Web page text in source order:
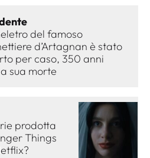
del famoso
d’Artagnan è stato
per caso, 350 anni
sua morte
prodotta
Things